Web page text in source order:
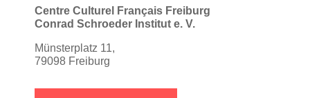
Centre Culturel Français Freiburg
Conrad Schroeder Institut e. V.
Münsterplatz 11,
79098 Freiburg